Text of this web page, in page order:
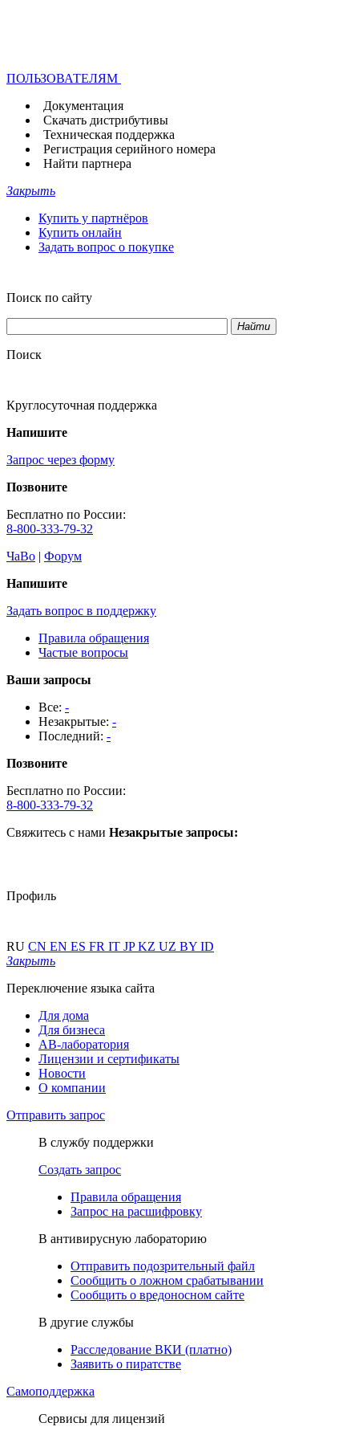
ПОЛЬЗОВАТЕЛЯМ
Документация
Скачать дистрибутивы
Техническая поддержка
Регистрация серийного номера
Найти партнера
Закрыть
Купить у партнёров
Купить онлайн
Задать вопрос о покупке
Поиск по сайту
Найти
Поиск
Круглосуточная поддержка
Напишите
Запрос через форму
Позвоните
Бесплатно по России:
8-800-333-79-32
ЧаВо | Форум
Напишите
Задать вопрос в поддержку
Правила обращения
Частые вопросы
Ваши запросы
Все: -
Незакрытые: -
Последний: -
Позвоните
Бесплатно по России:
8-800-333-79-32
Свяжитесь с нами Незакрытые запросы:
Профиль
RU CN EN ES FR IT JPKZ UZ BY ID
Закрыть
Переключение языка сайта
Для дома
Для бизнеса
АВ-лаборатория
Лицензии и сертификаты
Новости
О компании
Отправить запрос
В службу поддержки
Создать запрос
Правила обращения
Запрос на расшифровку
В антивирусную лабораторию
Отправить подозрительный файл
Сообщить о ложном срабатывании
Сообщить о вредоносном сайте
В другие службы
Расследование ВКИ (платно)
Заявить о пиратстве
Самоподдержка
Сервисы для лицензий